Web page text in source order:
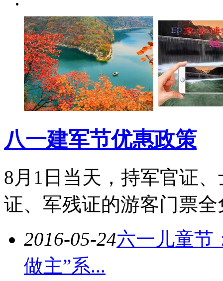
八一建军节优惠政策
8月1日当天，持军官证
证、军残证的游客门票
2016-05-24六一儿童节
做主”系...